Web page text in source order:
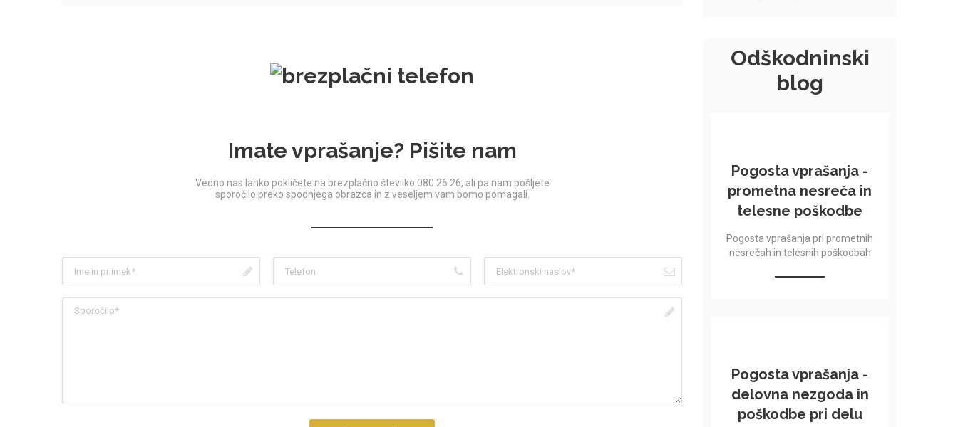
Imate vprašanje? Pišite nam
Vedno nas lahko pokličete na brezplačno številko 080 26 26, ali pa nam pošljete
sporočilo preko spodnjega obrazca in z veseljem vam bomo pomagali.
Odškodninski
blog
Pogosta vprašanja -
prometna nesreča in
telesne poškodbe
Pogosta vprašanja pri prometnih
nesrečah in telesnih poškodbah
Pogosta vprašanja -
delovna nezgoda in
poškodbe pri delu